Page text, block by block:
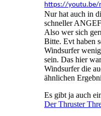
https://youtu.be/
Nur hat auch in
schneller
Also wer sich
Bitte. Evt haben
Windsurfer
sein. Das hier
Windsurfer die
ähnlichen
Es gibt ja auch
Der Thruster